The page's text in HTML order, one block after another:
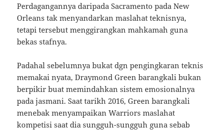
Perdagangannya daripada Sacramento pada New
Orleans tak menyandarkan maslahat teknisnya,
tetapi tersebut menggirangkan mahkamah guna
bekas stafnya.
Padahal sebelumnya bukat dgn pengingkaran teknis
memakai nyata, Draymond Green barangkali bukan
berpikir buat memindahkan sistem emosionalnya
pada jasmani. Saat tarikh 2016, Green barangkali
menebak menyampaikan Warriors maslahat
kompetisi saat dia sungguh-sungguh guna sebab